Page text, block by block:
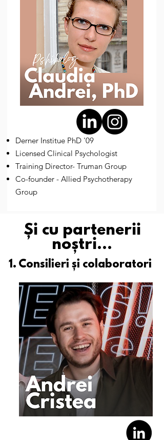
Derner Institue PhD '09
Licensed Clinical Psychologist
Training Director- Truman Group
Co-founder - Allied Psychotherapy
Group
Și cu partenerii
noștri...
1. Consilieri și colaboratori